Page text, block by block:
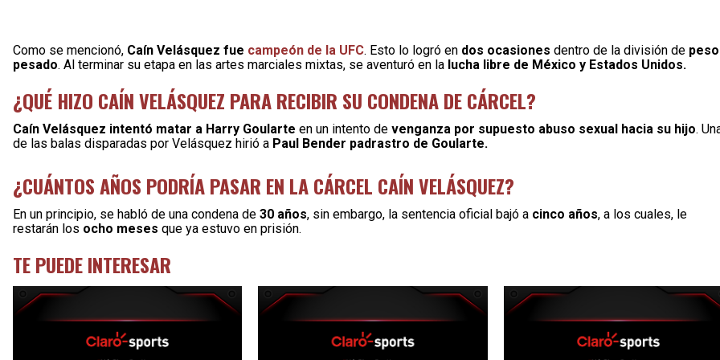
Como se mencionó, Caín Velásquez fue campeón de la UFC. Esto lo logró en dos ocasiones dentro de la división de peso
pesado. Al terminar su etapa en las artes marciales mixtas, se aventuró en la lucha libre de México y Estados Unidos.
¿QUÉ HIZO CAÍN VELÁSQUEZ PARA RECIBIR SU CONDENA DE CÁRCEL?
Caín Velásquez intentó matar a Harry Goularte en un intento de venganza por supuesto abuso sexual hacia su hijo.
de las balas disparadas por Velásquez hirió a Paul Bender padrastro de Goularte.
¿CUÁNTOS AÑOS PODRÍA PASAR EN LA CÁRCEL CAÍN VELÁSQUEZ?
En un principio, se habló de una condena de 30 años, sin embargo, la sentencia oficial bajó a cinco años, a los cuales, le
restarán los ocho meses que ya estuvo en prisión.
TE PUEDE INTERESAR